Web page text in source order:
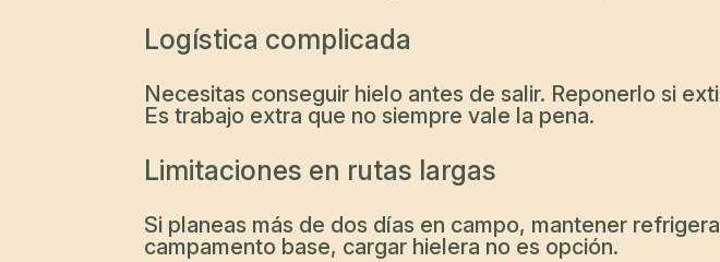
Logística complicada
Necesitas conseguir hielo antes de salir. Reponerlo si
Es trabajo extra que no siempre vale la pena.
Limitaciones en rutas largas
Si planeas más de dos días en campo, mantener
campamento base, cargar hielera no es opción.